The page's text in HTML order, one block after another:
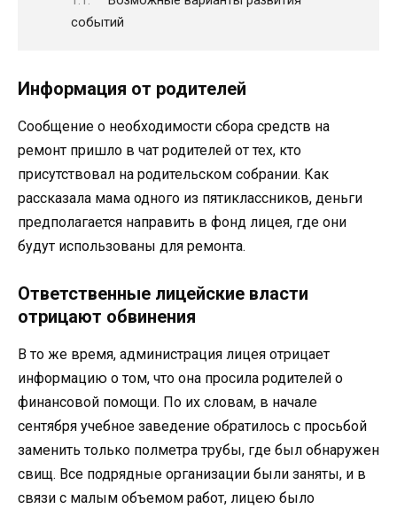
событий
Информация от родителей
Сообщение о необходимости сбора средств на
ремонт пришло в чат родителей от тех, кто
присутствовал на родительском собрании. Как
рассказала мама одного из пятиклассников, деньги
предполагается направить в фонд лицея, где они
будут использованы для ремонта.
Ответственные лицейские власти
отрицают обвинения
В то же время, администрация лицея отрицает
информацию о том, что она просила родителей о
финансовой помощи. По их словам, в начале
сентября учебное заведение обратилось с просьбой
заменить только полметра трубы, где был обнаружен
свищ. Все подрядные организации были заняты, и в
связи с малым объемом работ, лицею было